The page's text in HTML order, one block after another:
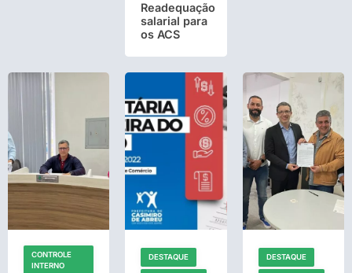
Readequação
salarial para
os ACS
CONTROLE
INTERNO
DESTAQUE DESTAQUE